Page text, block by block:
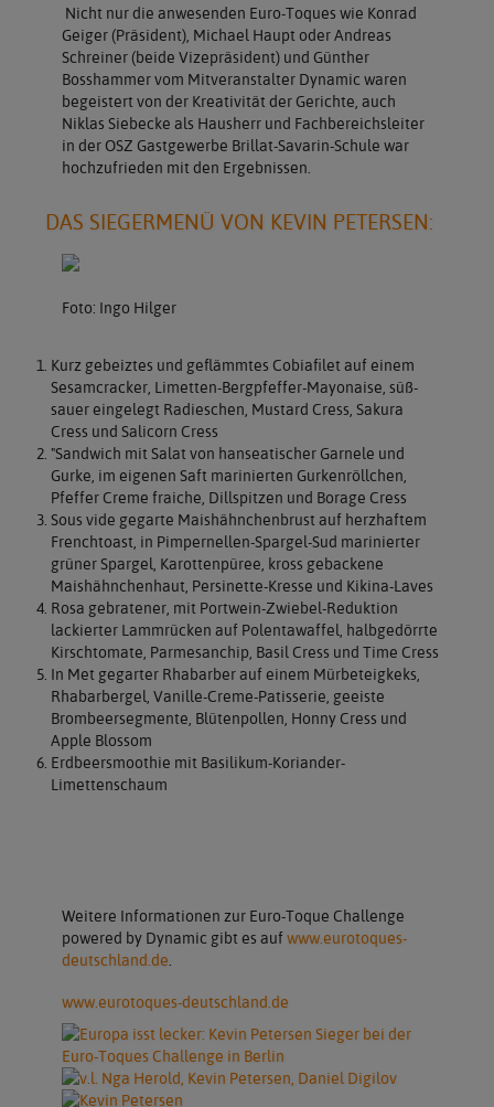
Nicht nur die anwesenden Euro-Toques wie Konrad
Geiger (Präsident), Michael Haupt oder Andreas
Schreiner (beide Vizepräsident) und Günther
Bosshammer vom Mitveranstalter Dynamic waren
begeistert von der Kreativität der Gerichte, auch
Niklas Siebecke als Hausherr und Fachbereichsleiter
in der OSZ Gastgewerbe Brillat-Savarin-Schule war
hochzufrieden mit den Ergebnissen.
DAS SIEGERMENÜ VON KEVIN PETERSEN:
Foto: Ingo Hilger
Kurz gebeiztes und geflämmtes Cobiafilet auf einem
Sesamcracker, Limetten-Bergpfeffer-Mayonaise, süß-
sauer eingelegt Radieschen, Mustard Cress, Sakura
Cress und Salicorn Cress
"Sandwich mit Salat von hanseatischer Garnele und
Gurke, im eigenen Saft marinierten Gurkenröllchen,
Pfeffer Creme fraiche, Dillspitzen und Borage Cress
Sous vide gegarte Maishähnchenbrust auf herzhaftem
Frenchtoast, in Pimpernellen-Spargel-Sud marinierter
grüner Spargel, Karottenpüree, kross gebackene
Maishähnchenhaut, Persinette-Kresse und Kikina-Laves
Rosa gebratener, mit Portwein-Zwiebel-Reduktion
lackierter Lammrücken auf Polentawaffel, halbgedörrte
Kirschtomate, Parmesanchip, Basil Cress und Time Cress
In Met gegarter Rhabarber auf einem Mürbeteigkeks,
Rhabarbergel, Vanille-Creme-Patisserie, geeiste
Brombeersegmente, Blütenpollen, Honny Cress und
Apple Blossom
Erdbeersmoothie mit Basilikum-Koriander-
Limettenschaum
Weitere Informationen zur Euro-Toque Challenge
powered by Dynamic gibt es aufwww.eurotoques-
deutschland.de
www.eurotoques-deutschland.de